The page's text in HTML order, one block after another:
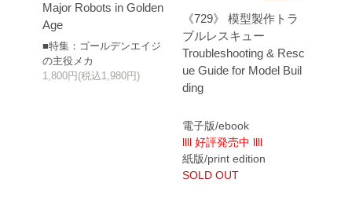
Major Robots in Golden
Age
■特集：ゴールデンエイジ
の主役メカ
1,800円(税込1,980円)
《729》 模型製作トラ
ブルレスキュー
Troubleshooting & Resc
ue Guide for Model Buil
ding
電子版/ebook
llll 好評発売中 llll
紙版/print edition
SOLD OUT